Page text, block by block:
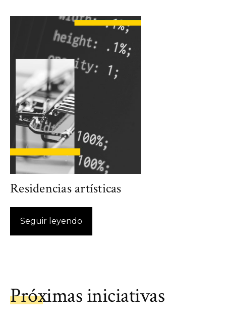
Residencias artísticas
Seguir leyendo
Próximas iniciativas